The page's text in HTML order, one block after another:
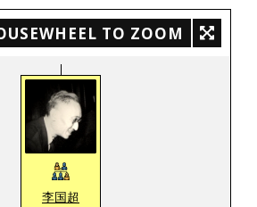
TO ZOOM
李国超